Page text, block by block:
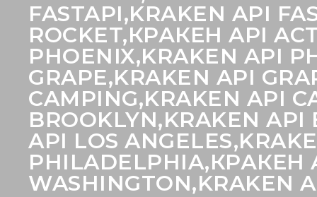
FASTAPI,KRAKEN API
ROCKET,КРАКЕН API
PHOENIX,KRAKEN API
GRAPE,KRAKEN API
CAMPING,KRAKEN API
BROOKLYN,KRAKEN
API LOS
PHILADELPHIA,КРАКЕН
WASHINGTON,KRAKEN